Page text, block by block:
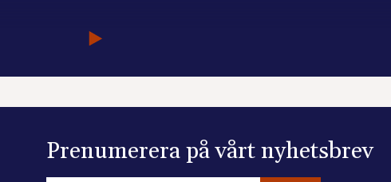
Prenumerera på vårt nyhetsbrev